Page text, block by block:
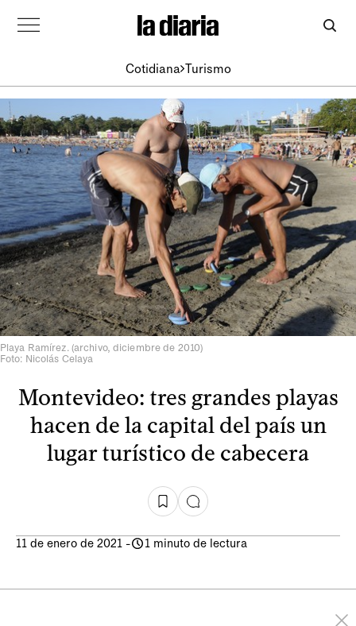
Cotidiana Turismo
Playa Ramírez. (archivo, diciembre de 2010)
Foto: Nicolás Celaya
Montevideo: tres grandes playas
hacen de la capital del país un
lugar turístico de cabecera
11 de enero de 2021 - 1 minuto de lectura